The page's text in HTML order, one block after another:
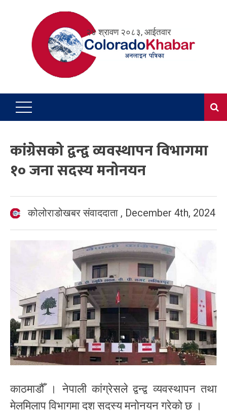
२४ श्रावण २०८३, आईतवार
कांग्रेसको द्वन्द्व व्यवस्थापन विभागमा
१० जना सदस्य मनोनयन
कोलोराडोखबर संवाददाता , December 4th, 2024
काठमाडौँ । नेपाली कांग्रेसले द्वन्द्व व्यवस्थापन तथा
मेलमिलाप विभागमा दश सदस्य मनोनयन गरेको छ ।